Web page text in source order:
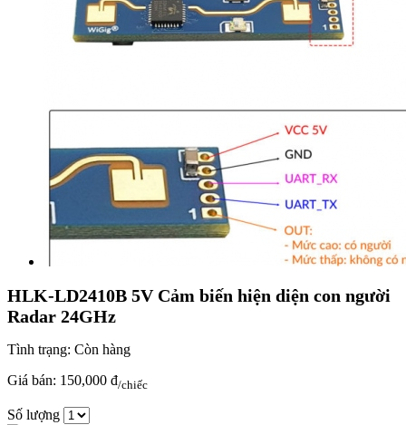
HLK-LD2410B 5V Cảm biến hiện diện con người
Radar 24GHz
Tình trạng: Còn hàng
Giá bán: 150,000 đ/chiếc
Số lượng